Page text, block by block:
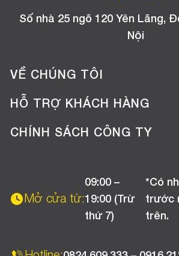
Số nhà 25 ngõ 120 Yên Lãng,
Nội
VỀ CHÚNG TÔI
Giới thiệu công ty
Tuyển dụng
HỖ TRỢ KHÁCH HÀNG
Hướng dẫn mua hàng online
Chương trình khuyến mãi
CHÍNH SÁCH CÔNG TY
Chính sách bảo hành
Mở cửa từ:
09:00 –
19:00 (Trừ
thứ 7)
*Có
trước
trên.